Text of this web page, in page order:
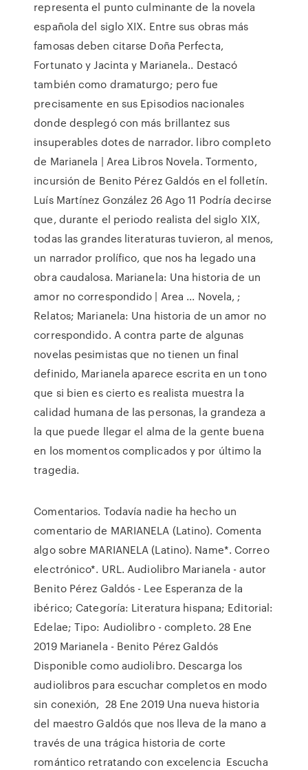
representa el punto culminante de la novela
española del siglo XIX. Entre sus obras más
famosas deben citarse Doña Perfecta,
Fortunato y Jacinta y Marianela.. Destacó
también como dramaturgo; pero fue
precisamente en sus Episodios nacionales
donde desplegó con más brillantez sus
insuperables dotes de narrador. libro completo
de Marianela | Area Libros Novela. Tormento,
incursión de Benito Pérez Galdós en el folletín.
Luís Martínez González 26 Ago 11 Podría decirse
que, durante el periodo realista del siglo XIX,
todas las grandes literaturas tuvieron, al menos,
un narrador prolífico, que nos ha legado una
obra caudalosa. Marianela: Una historia de un
amor no correspondido | Area ... Novela, ;
Relatos; Marianela: Una historia de un amor no
correspondido. A contra parte de algunas
novelas pesimistas que no tienen un final
definido, Marianela aparece escrita en un tono
que si bien es cierto es realista muestra la
calidad humana de las personas, la grandeza a
la que puede llegar el alma de la gente buena
en los momentos complicados y por último la
tragedia.
Comentarios. Todavía nadie ha hecho un
comentario de MARIANELA (Latino). Comenta
algo sobre MARIANELA (Latino). Name*. Correo
electrónico*. URL. Audiolibro Marianela - autor
Benito Pérez Galdós - Lee Esperanza de la
ibérico; Categoría: Literatura hispana; Editorial:
Edelae; Tipo: Audiolibro - completo. 28 Ene
2019 Marianela - Benito Pérez Galdós
Disponible como audiolibro. Descarga los
audiolibros para escuchar completos en modo
sin conexión, 28 Ene 2019 Una nueva historia
del maestro Galdós que nos lleva de la mano a
través de una trágica historia de corte
romántico retratando con excelencia Escucha